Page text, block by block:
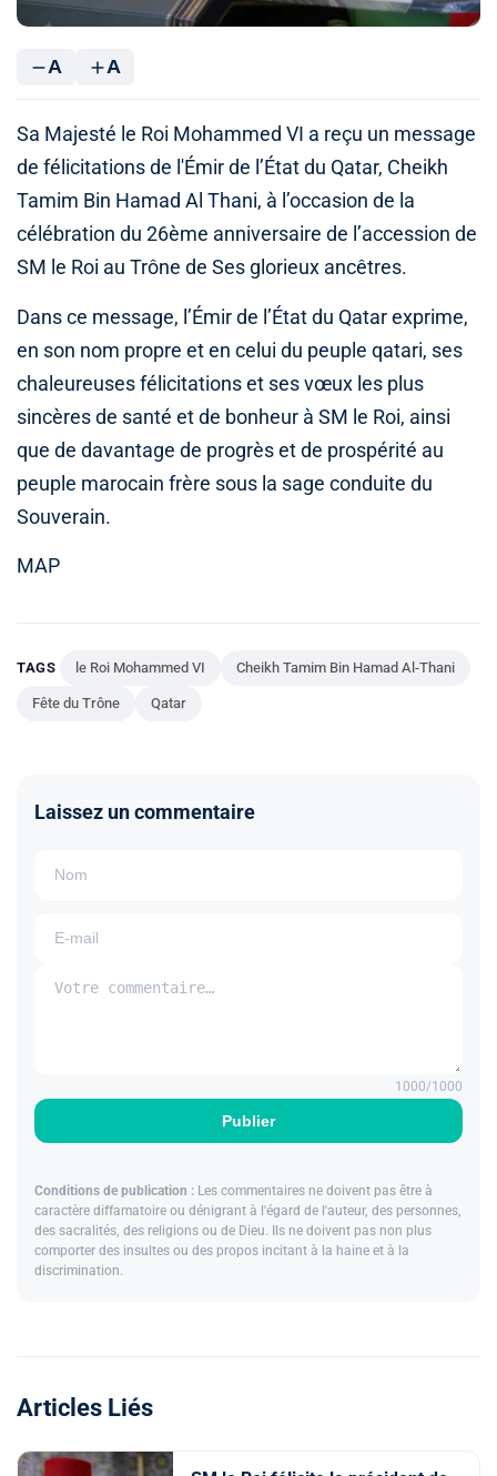
A A
Sa Majesté le Roi Mohammed VI a reçu un message
de félicitations de l'Émir de l’État du Qatar, Cheikh
Tamim Bin Hamad Al Thani, à l’occasion de la
célébration du 26ème anniversaire de l’accession de
SM le Roi au Trône de Ses glorieux ancêtres.
Dans ce message, l’Émir de l’État du Qatar exprime,
en son nom propre et en celui du peuple qatari, ses
chaleureuses félicitations et ses vœux les plus
sincères de santé et de bonheur à SM le Roi, ainsi
que de davantage de progrès et de prospérité au
peuple marocain frère sous la sage conduite du
Souverain.
MAP
TAGS le Roi Mohammed VI Cheikh Tamim Bin Hamad Al-Thani
Fête du Trône Qatar
Laissez un commentaire
Publier
1000/1000
Conditions de publication : Les commentaires ne doivent pas être à
caractère diffamatoire ou dénigrant à l'égard de l'auteur, des personnes,
des sacralités, des religions ou de Dieu. Ils ne doivent pas non plus
comporter des insultes ou des propos incitant à la haine et à la
discrimination.
Articles Liés